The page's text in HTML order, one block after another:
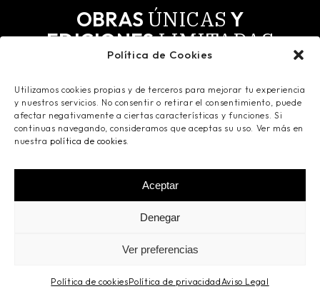
Política de Cookies
Utilizamos cookies propias y de terceros para mejorar tu experiencia
y nuestros servicios. No consentir o retirar el consentimiento, puede
afectar negativamente a ciertas características y funciones. Si
continuas navegando, consideramos que aceptas su uso. Ver más en
nuestra política de cookies.
Aceptar
Denegar
Ver preferencias
Política de cookiesPolítica de privacidadAviso Legal
OBRAS ÚNICAS Y
EDICIONESLIMITADAS
PARA LOSMÁSSELECTOS.
Todas las obras tienen derechos de autor y todos
los derechos reservados. Registradas en Safe
Creative.
Ismaelo Art- Todos los derechos
Política de Cookies